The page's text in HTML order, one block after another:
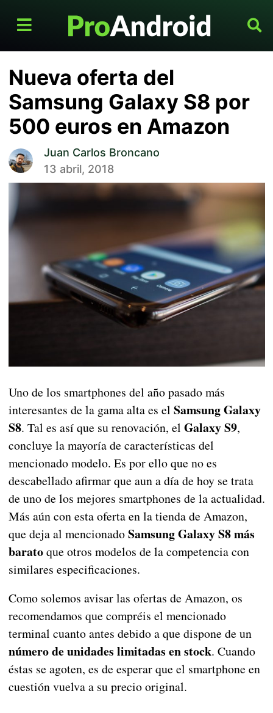
Nueva oferta del
Samsung Galaxy S8 por
500 euros en Amazon
Juan Carlos Broncano
13 abril, 2018
Uno de los smartphones del año pasado más
interesantes de la gama alta es el Samsung Galaxy
S8. Tal es así que su renovación, el Galaxy S9,
concluye la mayoría de características del
mencionado modelo. Es por ello que no es
descabellado afirmar que aun a día de hoy se trata
de uno de los mejores smartphones de la actualidad.
Más aún con esta oferta en la tienda de Amazon,
que deja al mencionadoSamsung Galaxy S8 más
baratoque otros modelos de la competencia con
similares especificaciones.
Como solemos avisar las ofertas de Amazon, os
recomendamos que compréis el mencionado
terminal cuanto antes debido a que dispone de un
número de unidades limitadas en stock. Cuando
éstas se agoten, es de esperar que el smartphone en
cuestión vuelva a su precio original.